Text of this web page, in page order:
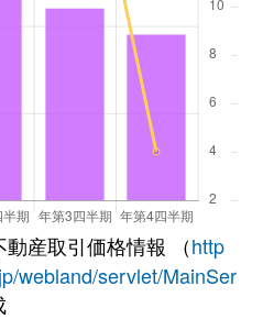
産取引価格情報 （http
webland/servlet/MainSer